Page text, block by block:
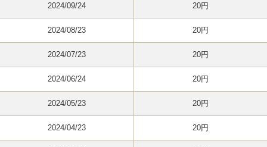
2024/09/24 20円
2024/08/23 20円
2024/07/23 20円
2024/06/24 20円
2024/05/23 20円
2024/04/23 20円